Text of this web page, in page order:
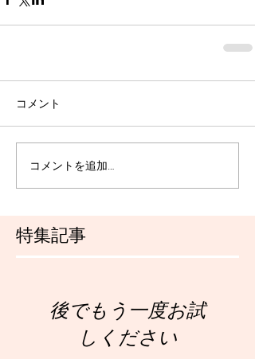
特集記事
コメント
コメントを追加…
後でもう一度お試
しください